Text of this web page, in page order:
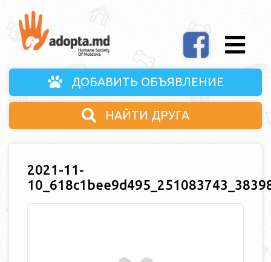
ДОБАВИТЬ ОБЪЯВЛЕНИЕ
НАЙТИ ДРУГА
2021-11-